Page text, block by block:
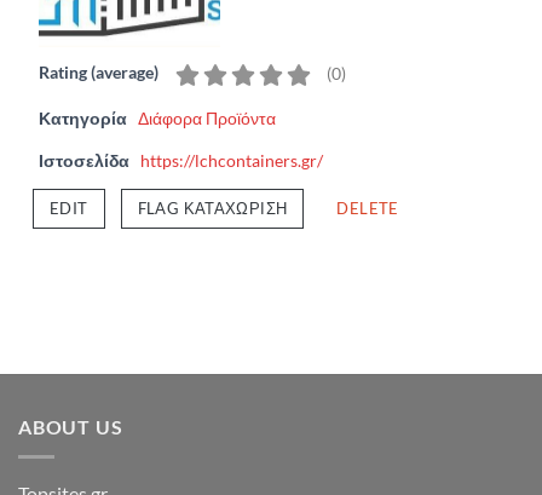
Rating (average) (0)
Κατηγορία Διάφορα Προϊόντα
Ιστοσελίδα https://lchcontainers.gr/
EDIT FLAG ΚΑΤΑΧΏΡΙΣΗ DELETE
ABOUT US